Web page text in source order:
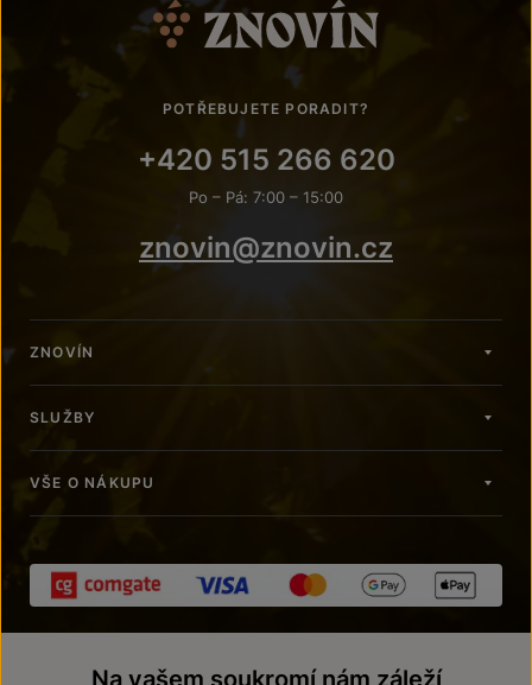
POTŘEBUJETE PORADIT?
+420 515 266 620
Po – Pá: 7:00 – 15:00
znovin@znovin.cz
ZNOVÍN
SLUŽBY
VŠE O NÁKUPU
Na vašem soukromí nám záleží